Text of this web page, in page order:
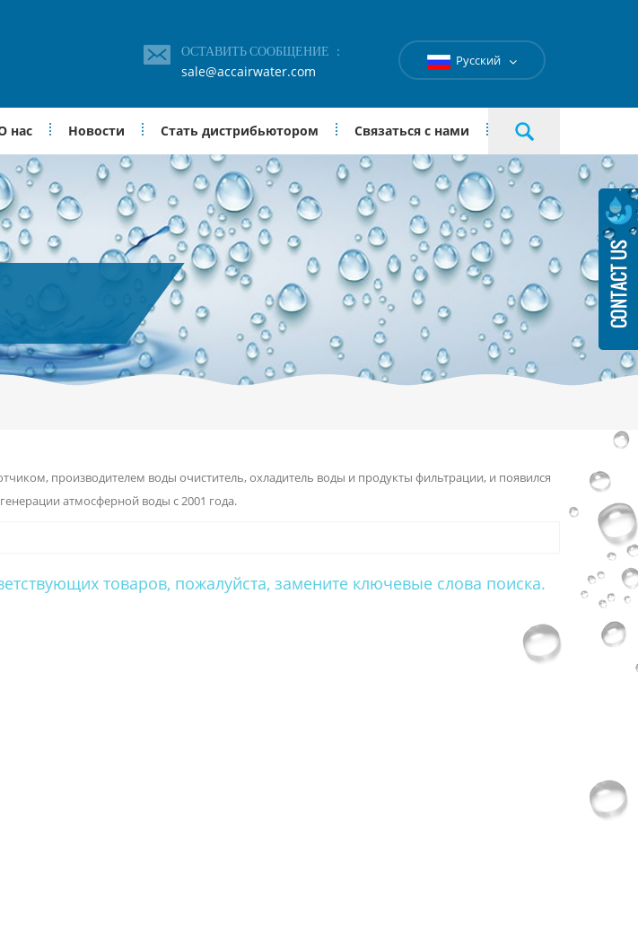
ОСТАВИТЬ СООБЩЕНИЕ ：
sale@accairwater.com
Русский
нас Новости Стать дистрибьютором Связаться с нами
производителем воды очиститель, охладитель воды и продукты фильтрации, и появился
атмосферной воды с 2001 года.
товаров, пожалуйста, замените ключевые слова поиска.